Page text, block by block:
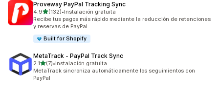
Proveway PayPal Tracking Sync
4.9de 5 estrellas
(132)
132 reseñas en total
•Instalación gratuita
Recibe tus pagos más rápido mediante la reducción de retenciones
y reservas de PayPal.
Built for Shopify
MetaTrack ‑ PayPal Track Sync
2.1de 5 estrellas
(7)
7 reseñas en total
•Instalación gratuita
MetaTrack sincroniza automáticamente los seguimientos con
PayPal